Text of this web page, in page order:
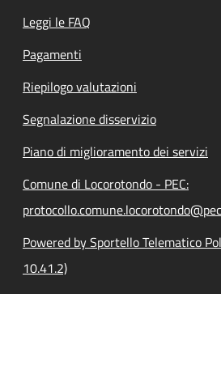
Leggi le FAQ
Pagamenti
Riepilogo valutazioni
Segnalazione disservizio
Piano di miglioramento dei servizi
Comune di Locorotondo - PEC:
Powered by Sportello Telematico
10.41.2)